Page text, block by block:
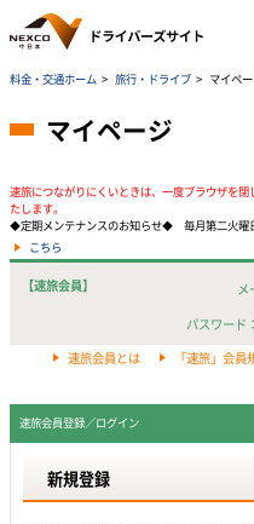
料金・交通ホーム > 旅行・ドライブ > マイペ
マイページ
速旅につながりにくいときは、一度ブラウザを
たします。
◆定期メンテナンスのお知らせ◆ 毎月第二火曜
こちら
【速旅会員】
メ
パスワード：
速旅会員とは 「速旅」会員
速旅会員登録／ログイン
新規登録